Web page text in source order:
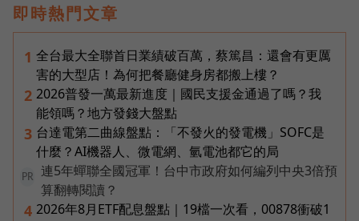
即時熱門文章
1 全台最大全聯首日業績破百萬，蔡篤昌：還會有更厲
害的大型店！為何把餐廳健身房都搬上樓？
2 2026普發一萬最新進度｜國民支援金通過了嗎？我
能領嗎？地方發錢大盤點
3 台達電第二曲線盤點：「不發火的發電機」SOFC是
什麼？AI機器人、微電網、氫電池都它的局
PR
連5年蟬聯全國冠軍！台中市政府如何編列中央3倍預
算翻轉閱讀？
4 2026年8月ETF配息盤點｜19檔一次看，00878衝破1